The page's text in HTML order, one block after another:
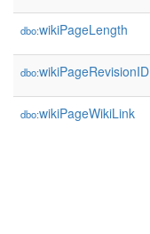
dbo:wikiPageLength
dbo:wikiPageRevisionID
dbo:wikiPageWikiLink